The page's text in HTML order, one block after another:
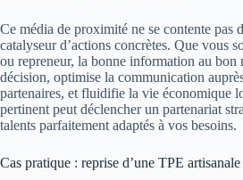
Ce média de proximité ne se contente pas
catalyseur d’actions concrètes. Que vous
ou repreneur, la bonne information au bon
décision, optimise la communication
partenaires, et fluidifie la vie économique
pertinent peut déclencher un partenariat
talents parfaitement adaptés à vos besoins.
Cas pratique : reprise d’une TPE artisanale